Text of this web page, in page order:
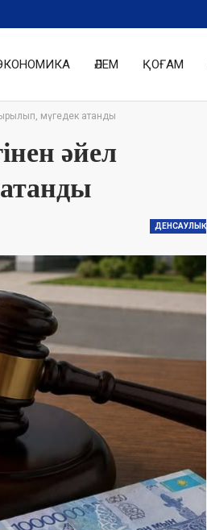
ӘЛЕМ ҚОҒАМ
мүгедек атанды
әйел
ДЕНСАУЛЫҚ